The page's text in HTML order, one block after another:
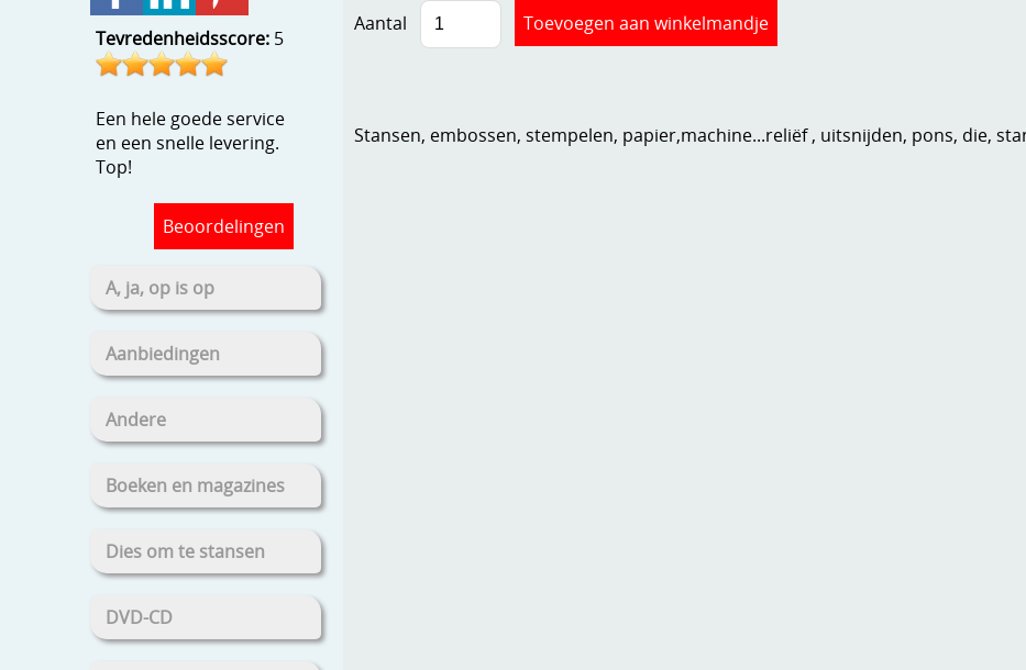
Tevredenheidsscore: 5
Een hele goede service
en een snelle levering.
Top!
Beoordelingen
A, ja, op is op
Aanbiedingen
Andere
Boeken en magazines
Dies om te stansen
DVD-CD
Aantal
Stansen, embossen, stempelen, papier,machine...reliëf , uitsnijden, pons, die,